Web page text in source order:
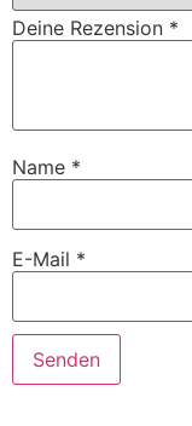
Deine Rezension *
Name *
E-Mail *